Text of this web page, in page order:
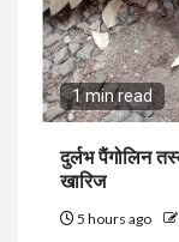
1 min read
दुर्लभ पैंगोलिन
खारिज
5 hours ago